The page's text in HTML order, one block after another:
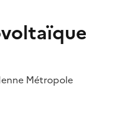
Métropole